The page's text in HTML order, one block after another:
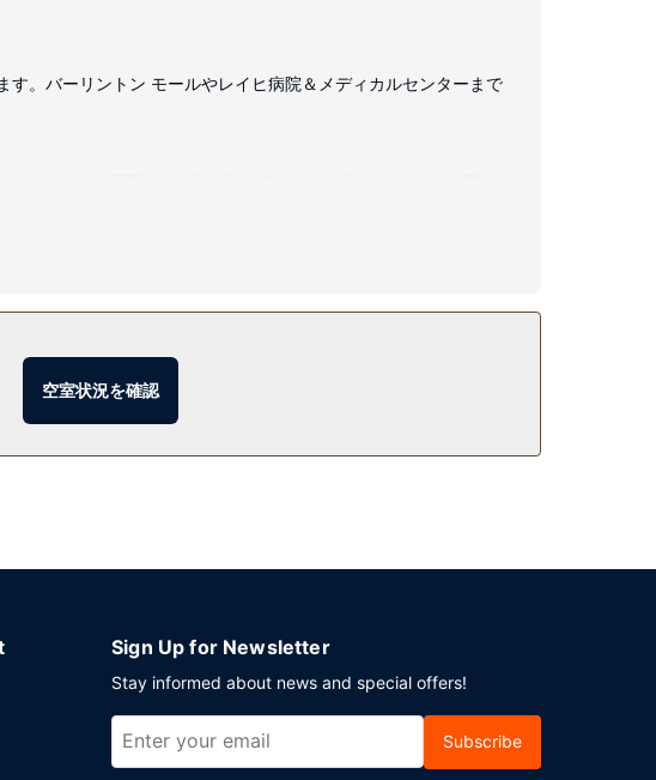
。バーリントン モールやレイヒ病院＆メディカルセンターまで
す。
使いいただけます。敷地内にはセルフパーキング (無料) が備わ
空室状況を確認
Sign Up for Newsletter
Stay informed about news and special offers!
Subscribe